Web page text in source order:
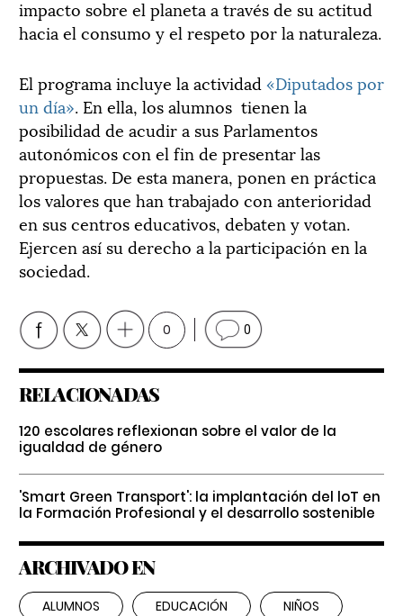
impacto sobre el planeta a través de su actitud
hacia el consumo y el respeto por la naturaleza.
El programa incluye la actividad «Diputados por
un día». En ella, los alumnos tienen la
posibilidad de acudir a sus Parlamentos
autonómicos con el fin de presentar las
propuestas. De esta manera, ponen en práctica
los valores que han trabajado con anterioridad
en sus centros educativos, debaten y votan.
Ejercen así su derecho a la participación en la
sociedad.
0 0
RELACIONADAS
120 escolares reflexionan sobre el valor de la
igualdad de género
'Smart Green Transport': la implantación del loT en
la Formación Profesional y el desarrollo sostenible
ARCHIVADO EN
ALUMNOS EDUCACIÓN NIÑOS